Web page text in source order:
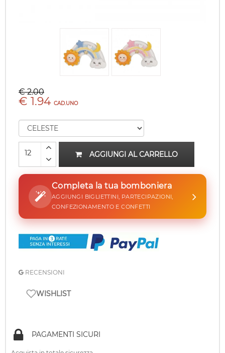
€ 2.00
€ 1.94 CAD.UNO
AGGIUNGI AL CARRELLO
Completa la tua bomboniera
AGGIUNGI BIGLIETTINI, PARTECIPAZIONI,
CONFEZIONAMENTO E CONFETTI
RECENSIONI
WISHLIST
PAGAMENTI SICURI